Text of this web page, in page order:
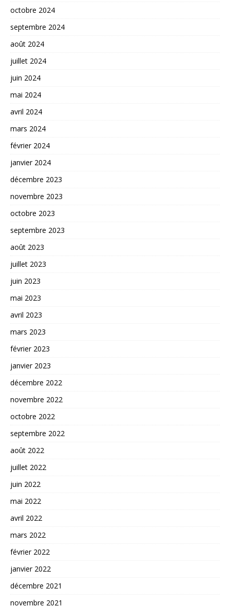
octobre 2024
septembre 2024
août 2024
juillet 2024
juin 2024
mai 2024
avril 2024
mars 2024
février 2024
janvier 2024
décembre 2023
novembre 2023
octobre 2023
septembre 2023
août 2023
juillet 2023
juin 2023
mai 2023
avril 2023
mars 2023
février 2023
janvier 2023
décembre 2022
novembre 2022
octobre 2022
septembre 2022
août 2022
juillet 2022
juin 2022
mai 2022
avril 2022
mars 2022
février 2022
janvier 2022
décembre 2021
novembre 2021